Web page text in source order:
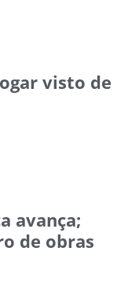
visto de
avança;
de obras